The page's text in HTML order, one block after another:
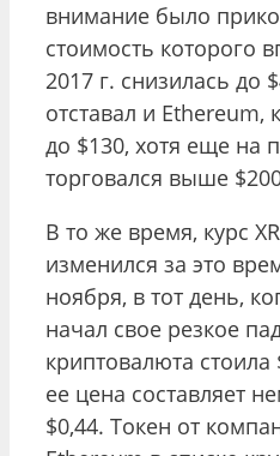
внимание было
стоимость которого
2017 г. снизилась до
отставал и
до $130, хотя еще на
торговался выше
В то же время, курс
изменился за это
ноября, в тот день,
начал свое резкое
криптовалюта стоила
ее цена составляет
$0,44. Токен от